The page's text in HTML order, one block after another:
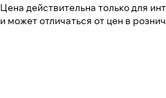
Цена действительна только для
и может отличаться от цен в